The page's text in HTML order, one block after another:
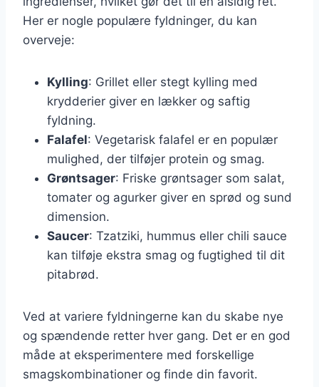
Her er nogle populære fyldninger, du kan
overveje:
Kylling: Grillet eller stegt kylling med
krydderier giver en lækker og saftig
fyldning.
Falafel: Vegetarisk falafel er en populær
mulighed, der tilføjer protein og smag.
Grøntsager: Friske grøntsager som salat,
tomater og agurker giver en sprød og sund
dimension.
Saucer: Tzatziki, hummus eller chili sauce
kan tilføje ekstra smag og fugtighed til dit
pitabrød.
Ved at variere fyldningerne kan du skabe nye
og spændende retter hver gang. Det er en god
måde at eksperimentere med forskellige
smagskombinationer og finde din favorit.